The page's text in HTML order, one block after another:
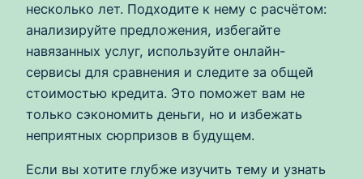
несколько лет. Подходите к нему с расчётом:
анализируйте предложения, избегайте
навязанных услуг, используйте онлайн-
сервисы для сравнения и следите за общей
стоимостью кредита. Это поможет вам не
только сэкономить деньги, но и избежать
неприятных сюрпризов в будущем.
Если вы хотите глубже изучить тему и узнать